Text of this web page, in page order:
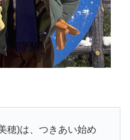
穂)は、つきあい始め